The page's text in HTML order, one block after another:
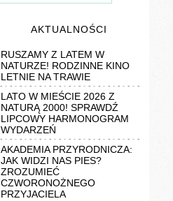
AKTUALNOŚCI
RUSZAMY Z LATEM W
NATURZE! RODZINNE KINO
LETNIE NA TRAWIE
LATO W MIEŚCIE 2026 Z
NATURĄ 2000! SPRAWDŹ
LIPCOWY HARMONOGRAM
WYDARZEŃ
AKADEMIA PRZYRODNICZA:
JAK WIDZI NAS PIES?
ZROZUMIEĆ
CZWORONOŻNEGO
PRZYJACIELA